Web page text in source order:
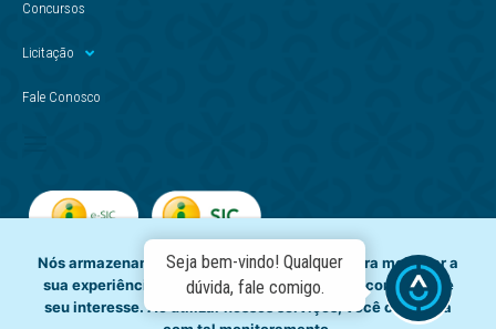
Concursos
Licitação
Fale Conosco
Nós armazenamos dados temporariamente para melhorar a
sua experiência de navegação e recomendar conteúdo de
seu interesse. Ao utilizar nossos serviços, você concorda
Seja bem-vindo! Qualquer
dúvida, fale comigo.